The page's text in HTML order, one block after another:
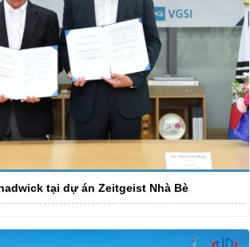
tại dự án Zeitgeist Nhà Bè